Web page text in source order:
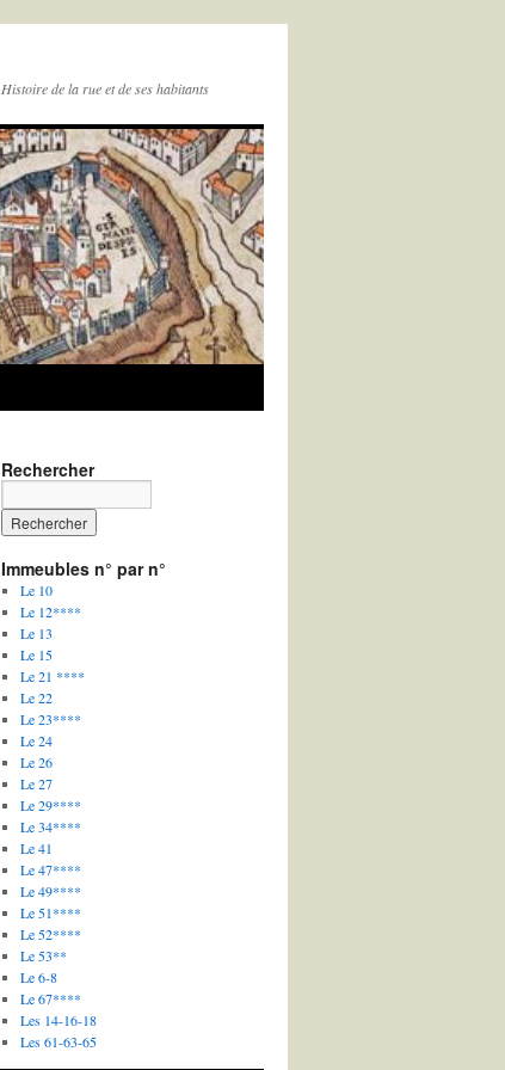
Histoire de la rue et de ses habitants
Rechercher
Immeubles n° par n°
Le 10
Le 12****
Le 13
Le 15
Le 21 ****
Le 22
Le 23****
Le 24
Le 26
Le 27
Le 29****
Le 34****
Le 41
Le 47****
Le 49****
Le 51****
Le 52****
Le 53**
Le 6-8
Le 67****
Les 14-16-18
Les 61-63-65